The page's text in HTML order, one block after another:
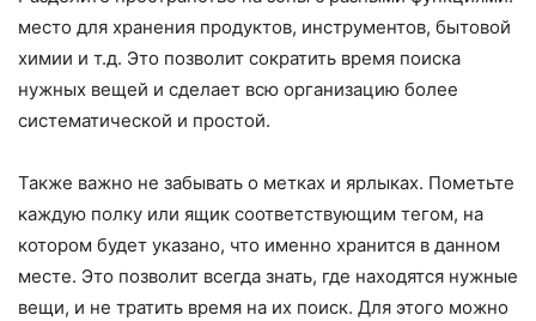
место для хранения продуктов, инструментов, бытовой
химии и т.д. Это позволит сократить время поиска
нужных вещей и сделает всю организацию более
систематической и простой.
Также важно не забывать о метках и ярлыках. Пометьте
каждую полку или ящик соответствующим тегом, на
котором будет указано, что именно хранится в данном
месте. Это позволит всегда знать, где находятся нужные
вещи, и не тратить время на их поиск. Для этого можно